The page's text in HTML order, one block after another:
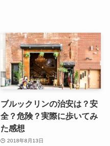
ブルックリンの治安は？安
全？危険？実際に歩いてみ
た感想
2018年8月13日